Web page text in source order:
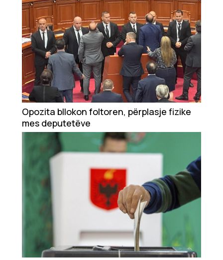
Opozita bllokon foltoren, përplasje fizike
mes deputetëve